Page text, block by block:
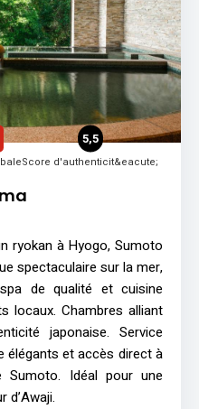
5,5
Score d'authenticit&eacute;
ryokan à Hyogo, Sumoto
spectaculaire sur la mer,
de qualité et cuisine
locaux. Chambres alliant
japonaise. Service
élégants et accès direct à
Idéal pour une